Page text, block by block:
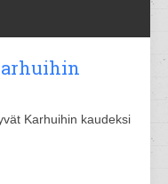
Karhuihin kaudeksi